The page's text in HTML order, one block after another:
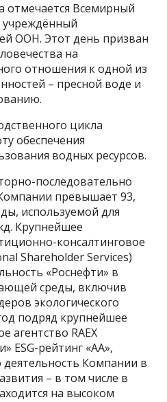
отмечается Всемирный
учреждённый
ООН. Этот день призван
на
отношения к одной из
– пресной воде и
цикла
обеспечения
водных ресурсов.
последовательно
превышает 93,
используемой для
Крупнейшее
консалтинговое
Shareholder Services)
«Роснефти» в
среды, включив
экологического
подряд крупнейшее
агентство RAEX
ESG-рейтинг «АА»,
Компании в
– в том числе в
на высоком